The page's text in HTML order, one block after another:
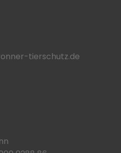
tierschutz.de